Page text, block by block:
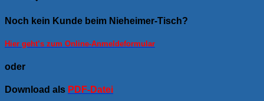
Noch kein Kunde beim Nieheimer-Tisch?
Hier geht’s zum Online-Anmeldeformular
oder
Download als PDF-Datei